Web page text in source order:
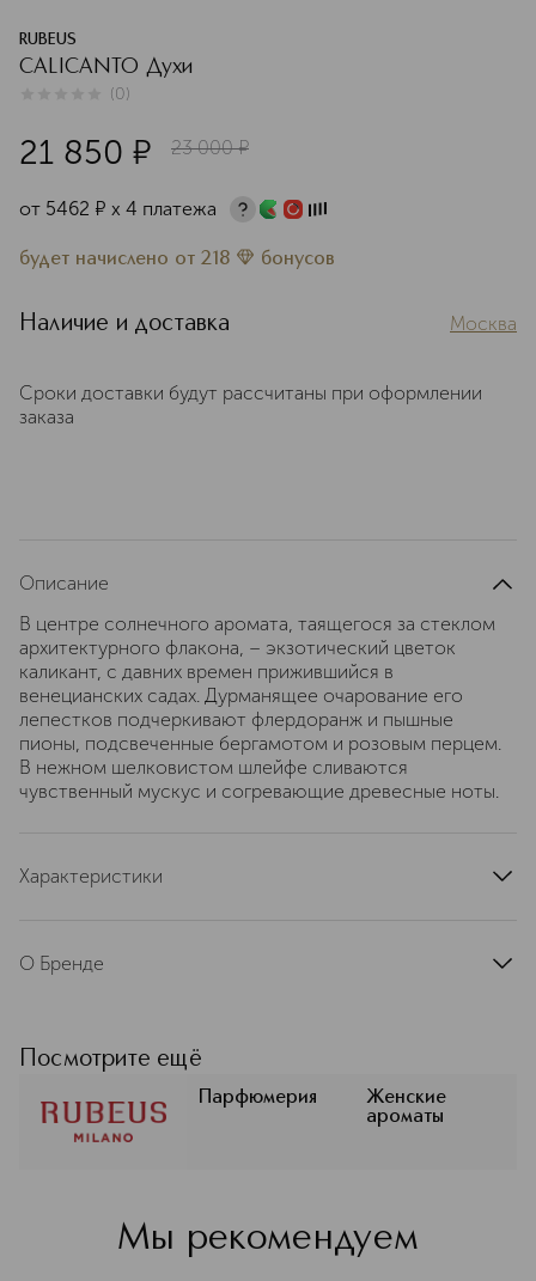
RUBEUS
CALICANTO Духи
(0)
21 850 ¤ 23 000 ¤
от 5462 ¤ х 4 платежа
будет начислено от 218 бонусов
Наличие и доставка Москва
Сроки доставки будут рассчитаны при оформлении
заказа
Описание
В центре солнечного аромата, таящегося за стеклом
архитектурного флакона, – экзотический цветок
каликант, с давних времен прижившийся в
венецианских садах. Дурманящее очарование его
лепестков подчеркивают флердоранж и пышные
пионы, подсвеченные бергамотом и розовым перцем.
В нежном шелковистом шлейфе сливаются
чувственный мускус и согревающие древесные ноты.
Характеристики
артикул
О Бренде
сердца Италии (Милан),
воплощающие любовь итальянцев к
dolce vita (сладкой жизни).
Особенностью коллекции являются
итальянским художественным
Посмотрите ещё
Парфюмерия
Женские
ароматы
Мы рекомендуем